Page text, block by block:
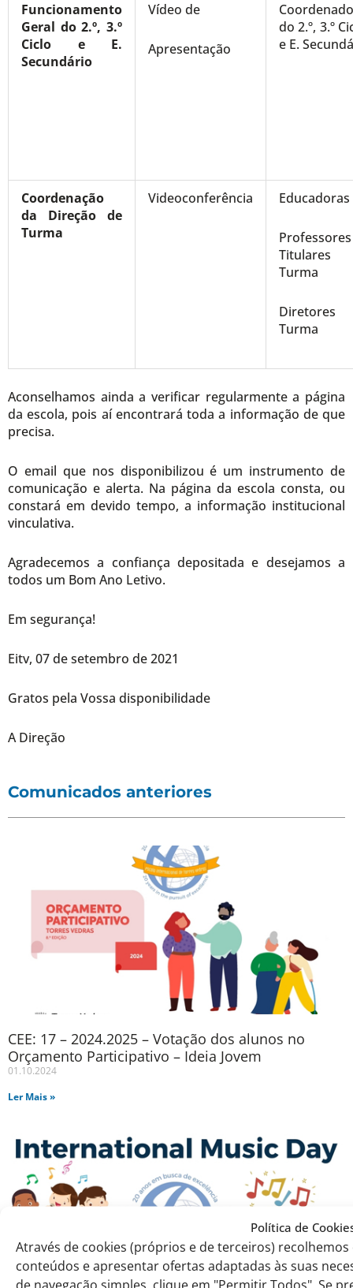
Política de
Através de cookies (próprios e de terceiros)
conteúdos e apresentar ofertas adaptadas às suas
de navegação simples, clique em "Permitir Todos". Se
Funcionamento
Geral do 2.º, 3.º
Ciclo e E.
Secundário
Vídeo de
Apresentação
do 2.º, 3.º
e E.
Coordenação
da Direção de
Turma
Videoconferência Educadoras
Professores
Titulares
Turma
Diretores
Turma
Aconselhamos ainda a verificar regularmente a página
da escola, pois aí encontrará toda a informação de que
precisa.
O email que nos disponibilizou é um instrumento de
comunicação e alerta. Na página da escola consta, ou
constará em devido tempo, a informação institucional
vinculativa.
Agradecemos a confiança depositada e desejamos a
todos um Bom Ano Letivo.
Em segurança!
Eitv, 07 de setembro de 2021
Gratos pela Vossa disponibilidade
A Direção
Comunicados anteriores
CEE: 17 – 2024.2025 – Votação dos alunos no
Orçamento Participativo – Ideia Jovem
01.10.2024
Ler Mais »